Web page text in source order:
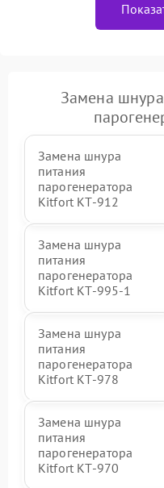
Замена
Замена шнура
питания
парогенератора
Kitfort КТ-912
Замена шнура
питания
парогенератора
Kitfort КТ-995-1
Замена шнура
питания
парогенератора
Kitfort КТ-978
Замена шнура
питания
парогенератора
Kitfort КТ-970